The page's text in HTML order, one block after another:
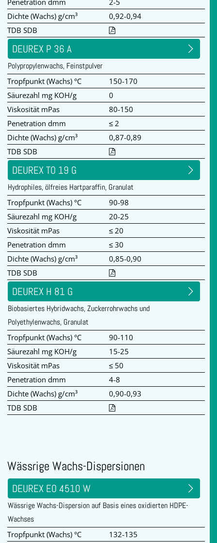
Penetration dmm
2-5
Dichte (Wachs) g/cm³
0,92-0,94
TDB SDB
DEUREX P 36 A
Polypropylenwachs, Feinstpulver
Tropfpunkt (Wachs) °C
150-170
Säurezahl mg KOH/g
0
Viskosität mPas
80-150
Penetration dmm
≤ 2
Dichte (Wachs) g/cm³
0,87-0,89
TDB SDB
DEUREX TO 19 G
Hydrophiles, ölfreies Hartparaffin, Granulat
Tropfpunkt (Wachs) °C
90-98
Säurezahl mg KOH/g
20-25
Viskosität mPas
≤ 20
Penetration dmm
≤ 30
Dichte (Wachs) g/cm³
0,85-0,90
TDB SDB
DEUREX H 81 G
Biobasiertes Hybridwachs, Zuckerrohrwachs und
Polyethylenwachs, Granulat
Tropfpunkt (Wachs) °C
90-110
Säurezahl mg KOH/g
15-25
Viskosität mPas
≤ 50
Penetration dmm
4-8
Dichte (Wachs) g/cm³
0,90-0,93
TDB SDB
Wässrige Wachs-Dispersionen
DEUREX EO 4510 W
Wässrige Wachs-Dispersion auf Basis eines oxidierten HDPE-
Wachses
Tropfpunkt (Wachs) °C
132-135